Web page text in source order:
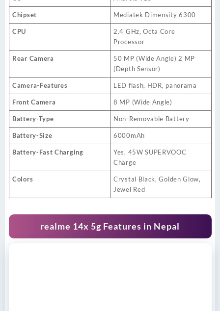
Chipset Mediatek Dimensity 6300
CPU
2.4 GHz, Octa Core
Processor
Rear Camera
50 MP (Wide Angle) 2 MP
(Depth Sensor)
Camera-Features LED flash, HDR, panorama
Front Camera 8 MP (Wide Angle)
Battery-Type Non-Removable Battery
Battery-Size 6000mAh
Battery-Fast Charging
Yes, 45W SUPERVOOC
Charge
Colors
Crystal Black, Golden Glow,
Jewel Red
realme 14x 5g Features in Nepal